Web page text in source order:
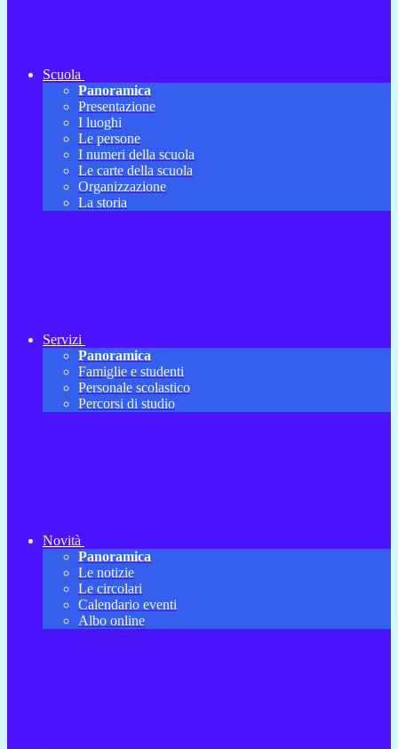
Scuola
Panoramica
Presentazione
I luoghi
Le persone
I numeri della scuola
Le carte della scuola
Organizzazione
La storia
Servizi
Panoramica
Famiglie e studenti
Personale scolastico
Percorsi di studio
Novità
Panoramica
Le notizie
Le circolari
Calendario eventi
Albo online